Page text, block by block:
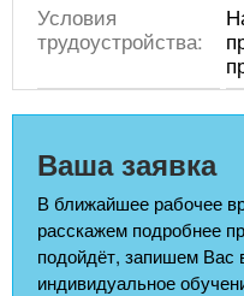
Условия
трудоустройства:
Ваша заявка
В ближайшее рабочее
расскажем подробнее
подойдёт, запишем Вас
индивидуальное